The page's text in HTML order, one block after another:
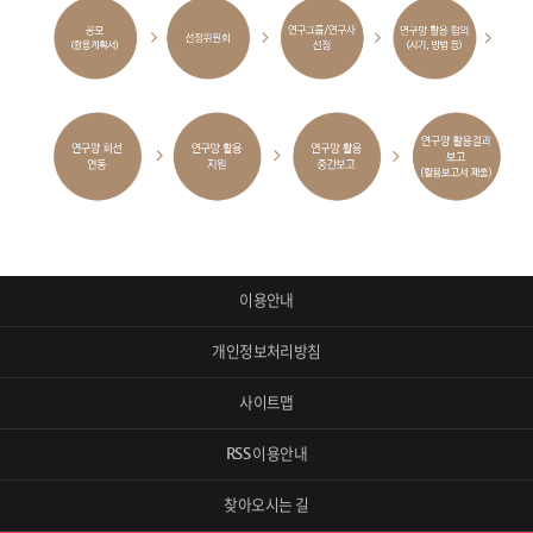
이용안내
개인정보처리방침
사이트맵
RSS 이용안내
찾아오시는 길